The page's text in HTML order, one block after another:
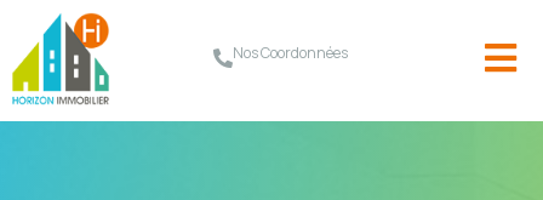
Nos Coordonnées